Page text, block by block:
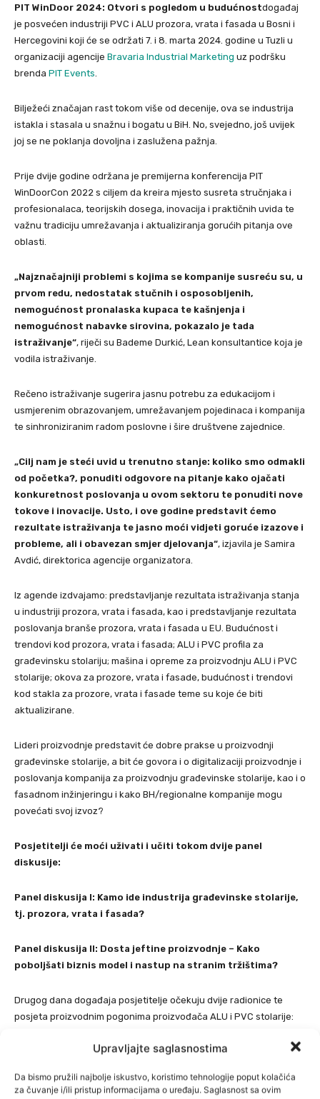
Upravljajte saglasnostima
Da bismo pružili najbolje iskustvo, koristimo tehnologije poput kolačića
za čuvanje i/ili pristup informacijama o uređaju. Saglasnost sa ovim
PIT WinDoor 2024: Otvori s pogledom u budućnostdogađaj
je posvećen industriji PVC i ALU prozora, vrata i fasada u Bosni i
Hercegovini koji će se održati 7. i 8. marta 2024. godine u Tuzli u
organizaciji agencije Bravaria Industrial Marketing uz podršku
brenda PIT Events.
Bilježeći značajan rast tokom više od decenije, ova se industrija
istakla i stasala u snažnu i bogatu u BiH. No, svejedno, još uvijek
joj se ne poklanja dovoljna i zaslužena pažnja.
Prije dvije godine održana je premijerna konferencija PIT
WinDoorCon 2022 s ciljem da kreira mjesto susreta stručnjaka i
profesionalaca, teorijskih dosega, inovacija i praktičnih uvida te
važnu tradiciju umrežavanja i aktualiziranja gorućih pitanja ove
oblasti.
„Najznačajniji problemi s kojima se kompanije susreću su, u
prvom redu, nedostatak stučnih i osposobljenih,
nemogućnost pronalaska kupaca te kašnjenja i
nemogućnost nabavke sirovina, pokazalo je tada
istraživanje“, riječi su Bademe Durkić, Lean konsultantice koja je
vodila istraživanje.
Rečeno istraživanje sugerira jasnu potrebu za edukacijom i
usmjerenim obrazovanjem, umrežavanjem pojedinaca i kompanija
te sinhroniziranim radom poslovne i šire društvene zajednice.
„Cilj nam je steći uvid u trenutno stanje: koliko smo odmakli
od početka?, ponuditi odgovore na pitanje kako ojačati
konkuretnost poslovanja u ovom sektoru te ponuditi nove
tokove i inovacije. Usto, i ove godine predstavit ćemo
rezultate istraživanja te jasno moći vidjeti goruće izazove i
probleme, ali i obavezan smjer djelovanja“, izjavila je Samira
Avdić, direktorica agencije organizatora.
Iz agende izdvajamo: predstavljanje rezultata istraživanja stanja
u industriji prozora, vrata i fasada, kao i predstavljanje rezultata
poslovanja branše prozora, vrata i fasada u EU. Budućnost i
trendovi kod prozora, vrata i fasada; ALU i PVC profila za
građevinsku stolariju; mašina i opreme za proizvodnju ALU i PVC
stolarije; okova za prozore, vrata i fasade, budućnost i trendovi
kod stakla za prozore, vrata i fasade teme su koje će biti
aktualizirane.
Lideri proizvodnje predstavit će dobre prakse u proizvodnji
građevinske stolarije, a bit će govora i o digitalizaciji proizvodnje i
poslovanja kompanija za proizvodnju građevinske stolarije, kao i o
fasadnom inžinjeringu i kako BH/regionalne kompanije mogu
povećati svoj izvoz?
Posjetitelji će moći uživati i učiti tokom dvije panel
diskusije:
Panel diskusija I: Kamo ide industrija građevinske stolarije,
tj. prozora, vrata i fasada?
Panel diskusija II: Dosta jeftine proizvodnje – Kako
poboljšati biznis model i nastup na stranim tržištima?
Drugog dana događaja posjetitelje očekuju dvije radionice te
posjeta proizvodnim pogonima proizvođača ALU i PVC stolarije:
Interaktivna radionica I: Dizajnirajmo perfektan koncept